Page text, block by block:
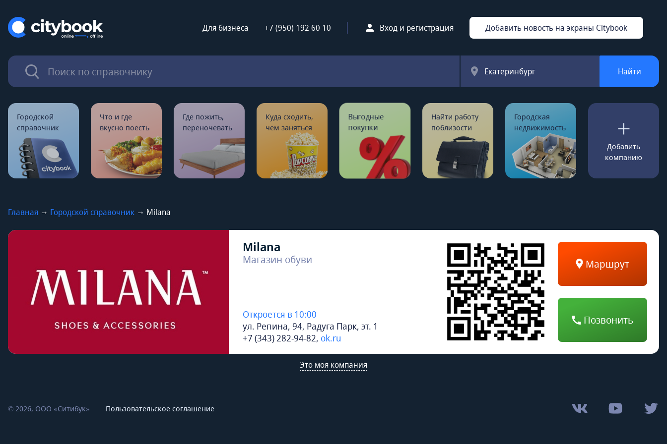
Для бизнеса +7 (950) 192 60 10 Вход и регистрация Добавить новость на экраны Citybook
Екатеринбург Найти
Городской
справочник
Что и где
вкусно поесть
Где пожить,
переночевать
Куда сходить,
чем заняться
Выгодные
покупки
Найти работу
поблизости
Городская
недвижимость
Добавить
компанию
Главная → Городской справочник → Milana
Milana
Магазин обуви
Откроется в 10:00
ул. Репина, 94, Радуга Парк, эт. 1
+7 (343) 282-94-82, ok.ru
Маршрут
Позвонить
Это моя компания
© 2026, ООО «Ситибук» Пользовательское соглашение